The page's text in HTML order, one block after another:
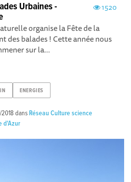
1520
Urbaines -
organise la Fête de la
des balades ! Cette année nous
sur la...
ENERGIES
2018 dans Réseau Culture science
d'Azur